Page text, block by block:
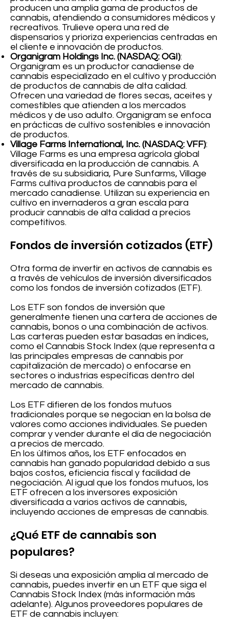
producen una amplia gama de productos de
cannabis, atendiendo a consumidores médicos y
recreativos. Trulieve opera una red de
dispensarios y prioriza experiencias centradas en
el cliente e innovación de productos.
Organigram Holdings Inc. (NASDAQ: OGI):
Organigram es un productor canadiense de
cannabis especializado en el cultivo y producción
de productos de cannabis de alta calidad.
Ofrecen una variedad de flores secas, aceites y
comestibles que atienden a los mercados
médicos y de uso adulto. Organigram se enfoca
en prácticas de cultivo sostenibles e innovación
de productos.
Village Farms International, Inc. (NASDAQ: VFF):
Village Farms es una empresa agrícola global
diversificada en la producción de cannabis. A
través de su subsidiaria, Pure Sunfarms, Village
Farms cultiva productos de cannabis para el
mercado canadiense. Utilizan su experiencia en
cultivo en invernaderos a gran escala para
producir cannabis de alta calidad a precios
competitivos.
Fondos de inversión cotizados (ETF)
Otra forma de invertir en activos de cannabis es
a través de vehículos de inversión diversificados
como los fondos de inversión cotizados (ETF).
Los ETF son fondos de inversión que
generalmente tienen una cartera de acciones de
cannabis, bonos o una combinación de activos.
Las carteras pueden estar basadas en índices,
como el Cannabis Stock Index (que representa a
las principales empresas de cannabis por
capitalización de mercado) o enfocarse en
sectores o industrias específicas dentro del
mercado de cannabis.
Los ETF difieren de los fondos mutuos
tradicionales porque se negocian en la bolsa de
valores como acciones individuales. Se pueden
comprar y vender durante el día de negociación
a precios de mercado.
En los últimos años, los ETF enfocados en
cannabis han ganado popularidad debido a sus
bajos costos, eficiencia fiscal y facilidad de
negociación. Al igual que los fondos mutuos, los
ETF ofrecen a los inversores exposición
diversificada a varios activos de cannabis,
incluyendo acciones de empresas de cannabis.
¿Qué ETF de cannabis son
populares?
Si deseas una exposición amplia al mercado de
cannabis, puedes invertir en un ETF que siga el
Cannabis Stock Index (más información más
adelante). Algunos proveedores populares de
ETF de cannabis incluyen: